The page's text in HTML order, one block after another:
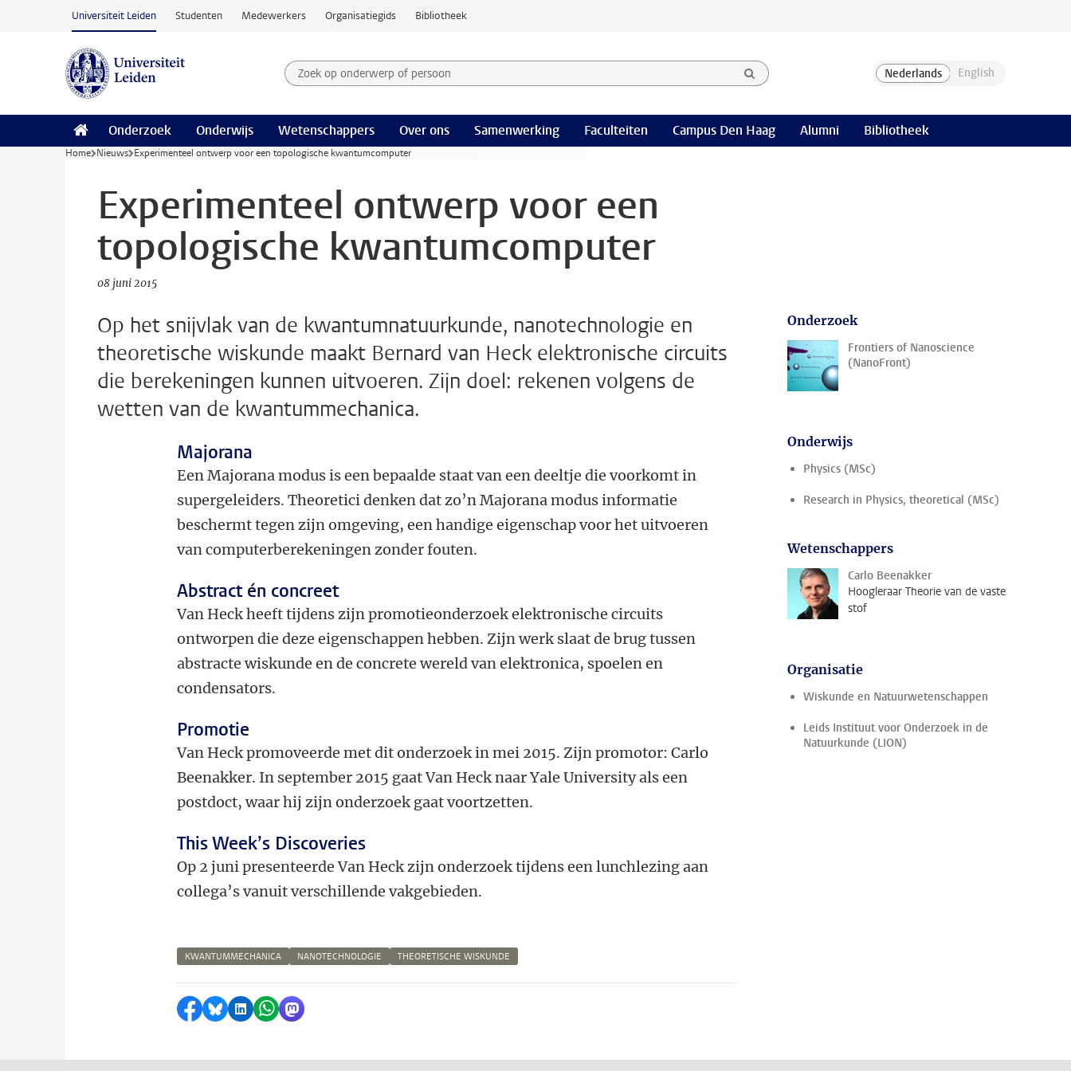
Ga naar hoofdinhoud
Universiteit Leiden Studenten Medewerkers Organisatiegids Bibliotheek
Zoek op onderwerp of persoon en selecteer categorie
Zoekterm
Onderzoek Onderwijs Wetenschappers Over ons Samenwerking Faculteiten Campus Den Haag Alumni Bibliotheek
Home Nieuws Experimenteel ontwerp voor een topologische kwantumcomputer
Experimenteel ontwerp voor een
topologische kwantumcomputer
08 juni 2015
Op het snijvlak van de kwantumnatuurkunde, nanotechnologie en
theoretische wiskunde maakt Bernard van Heck elektronische circuits
die berekeningen kunnen uitvoeren. Zijn doel: rekenen volgens de
wetten van de kwantummechanica.
Majorana
Een Majorana modus is een bepaalde staat van een deeltje die voorkomt in
supergeleiders. Theoretici denken dat zo’n Majorana modus informatie
beschermt tegen zijn omgeving, een handige eigenschap voor het uitvoeren
van computerberekeningen zonder fouten.
Abstract én concreet
Van Heck heeft tijdens zijn promotieonderzoek elektronische circuits
ontworpen die deze eigenschappen hebben. Zijn werk slaat de brug tussen
abstracte wiskunde en de concrete wereld van elektronica, spoelen en
condensators.
Promotie
Van Heck promoveerde met dit onderzoek in mei 2015. Zijn promotor: Carlo
Beenakker. In september 2015 gaat Van Heck naar Yale University als een
postdoct, waar hij zijn onderzoek gaat voortzetten.
This Week’s Discoveries
Op 2 juni presenteerde Van Heck zijn onderzoek tijdens een lunchlezing aan
collega’s vanuit verschillende vakgebieden.
KWANTUMMECHANICA NANOTECHNOLOGIE THEORETISCHE WISKUNDE
Delen op Facebook
Delen via Bluesky
Delen op LinkedIn
Delen via WhatsApp
Delen via Mastodon
Onderzoek
Frontiers of Nanoscience
(NanoFront)
Onderwijs
Physics (MSc)
Research in Physics, theoretical (MSc)
Wetenschappers
Carlo Beenakker
Hoogleraar Theorie van de vaste
stof
Organisatie
Wiskunde en Natuurwetenschappen
Leids Instituut voor Onderzoek in de
Natuurkunde (LION)